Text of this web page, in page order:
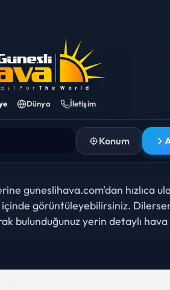
Dünya İletişim
Konum
guneslihava.com'dan hızlıca
görüntüleyebilirsiniz.
bulunduğunuz yerin detaylı